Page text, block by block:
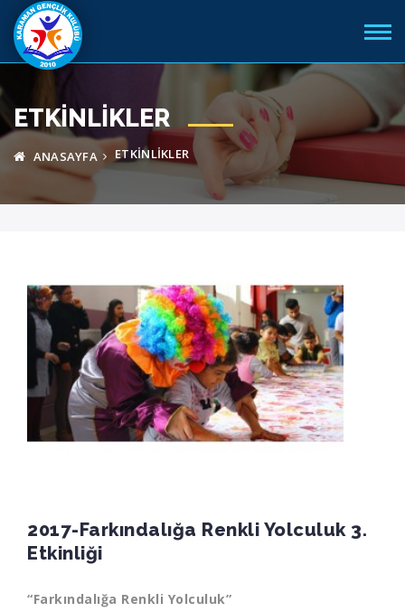
ETKINLIKLER
ANASAYFA ETKINLIKLER
2017-Farkındalığa Renkli Yolculuk 3.
Etkinliği
“Farkındalığa Renkli Yolculuk”